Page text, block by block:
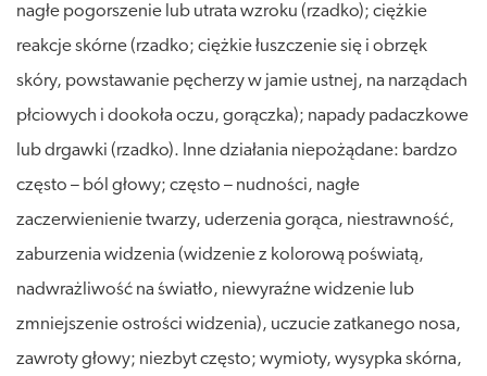
nagłe pogorszenie lub utrata wzroku (rzadko); ciężkie
reakcje skórne (rzadko; ciężkie łuszczenie się i obrzęk
skóry, powstawanie pęcherzy w jamie ustnej, na narządach
płciowych i dookoła oczu, gorączka); napady padaczkowe
lub drgawki (rzadko). Inne działania niepożądane: bardzo
często – ból głowy; często – nudności, nagłe
zaczerwienienie twarzy, uderzenia gorąca, niestrawność,
zaburzenia widzenia (widzenie z kolorową poświatą,
nadwrażliwość na światło, niewyraźne widzenie lub
zmniejszenie ostrości widzenia), uczucie zatkanego nosa,
zawroty głowy; niezbyt często; wymioty, wysypka skórna,